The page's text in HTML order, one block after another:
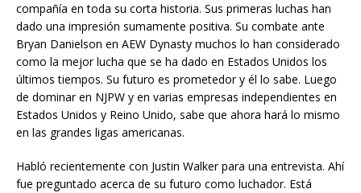
compañía en toda su corta historia. Sus primeras luchas han
dado una impresión sumamente positiva. Su combate ante
Bryan Danielson en AEW Dynasty muchos lo han considerado
como la mejor lucha que se ha dado en Estados Unidos los
últimos tiempos. Su futuro es prometedor y él lo sabe. Luego
de dominar en NJPW y en varias empresas independientes en
Estados Unidos y Reino Unido, sabe que ahora hará lo mismo
en las grandes ligas americanas.
Habló recientemente con Justin Walker para una entrevista. Ahí
fue preguntado acerca de su futuro como luchador. Está